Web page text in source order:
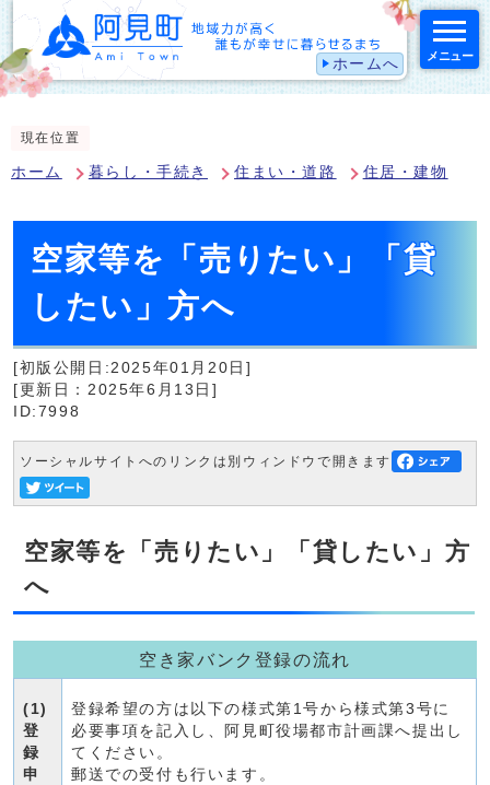
ホームへ メニュー
現在位置
ホーム 暮らし・手続き 住まい・道路 住居・建物
空家等を「売りたい」「貸
したい」方へ
[初版公開日:2025年01月20日]
[更新日：2025年6月13日]
ID:7998
ソーシャルサイトへのリンクは別ウィンドウで開きます
空家等を「売りたい」「貸したい」方
へ
空き家バンク登録の流れ
(1)
登
録
申
登録希望の方は以下の様式第1号から様式第3号に
必要事項を記入し、阿見町役場都市計画課へ提出し
てください。
郵送での受付も行います。